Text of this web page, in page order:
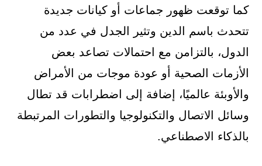
كما توقعت ظهور جماعات أو كيانات جديدة
تتحدث باسم الدين وتثير الجدل في عدد من
الدول، بالتزامن مع احتمالات تصاعد بعض
الأزمات الصحية أو عودة موجات من الأمراض
والأوبئة عالميًا، إضافة إلى اضطرابات قد تطال
وسائل الاتصال والتكنولوجيا والتطورات المرتبطة
بالذكاء الاصطناعي.